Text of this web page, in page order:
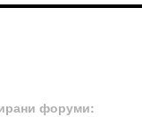
форуми: